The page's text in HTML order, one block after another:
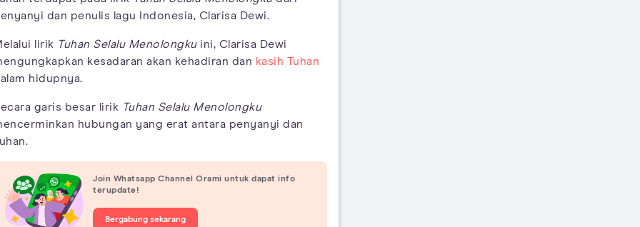
dan penulis lagu Indonesia, Clarisa Dewi.
lirik Tuhan Selalu Menolongkuini, Clarisa Dewi
kesadaran akan kehadiran dan kasih Tuhan
hidupnya.
garis besar lirik Tuhan Selalu Menolongku
hubungan yang erat antara penyanyi dan
Join Whatsapp Channel Orami untuk dapat info
terupdate!
Bergabung sekarang